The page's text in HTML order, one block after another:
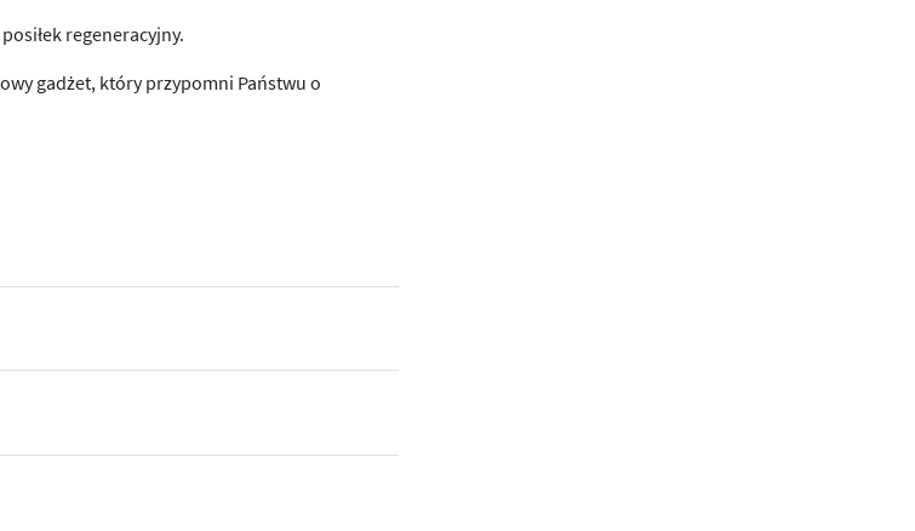
regeneracyjny.
gadżet, który przypomni Państwu o